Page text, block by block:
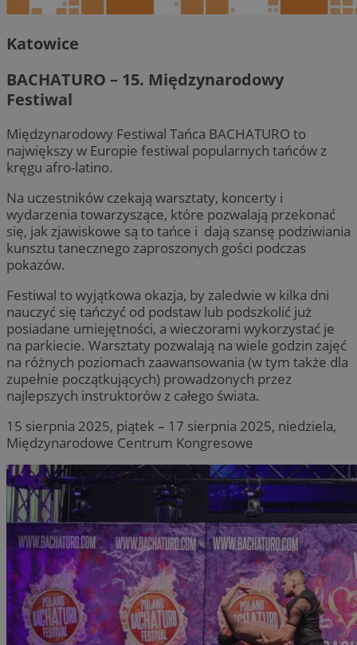
Katowice
BACHATURO – 15. Międzynarodowy
Festiwal
Międzynarodowy Festiwal Tańca BACHATURO to
największy w Europie festiwal popularnych tańców z
kręgu afro-latino.
Na uczestników czekają warsztaty, koncerty i
wydarzenia towarzyszące, które pozwalają przekonać
się, jak zjawiskowe są to tańce i dają szansę podziwiania
kunsztu tanecznego zaproszonych gości podczas
pokazów.
Festiwal to wyjątkowa okazja, by zaledwie w kilka dni
nauczyć się tańczyć od podstaw lub podszkolić już
posiadane umiejętności, a wieczorami wykorzystać je
na parkiecie. Warsztaty pozwalają na wiele godzin zajęć
na różnych poziomach zaawansowania (w tym także dla
zupełnie początkujących) prowadzonych przez
najlepszych instruktorów z całego świata.
15 sierpnia 2025, piątek – 17 sierpnia 2025, niedziela,
Międzynarodowe Centrum Kongresowe